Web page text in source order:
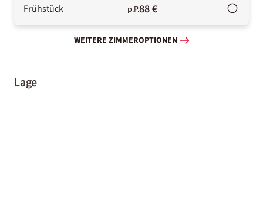
Frühstück p.P.88 €
WEITERE ZIMMEROPTIONEN
Lage